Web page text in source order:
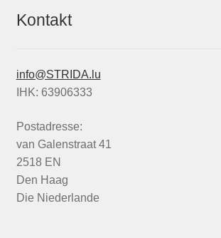
Kontakt
info@STRIDA.lu
IHK: 63906333
Postadresse:
van Galenstraat 41
2518 EN
Den Haag
Die Niederlande